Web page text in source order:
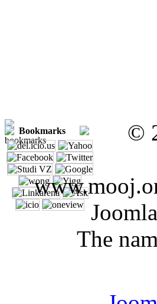
Bookmarks ©
The